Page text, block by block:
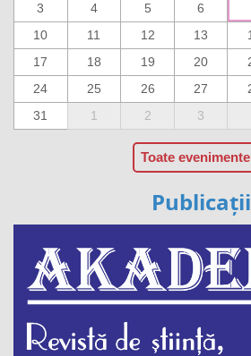
3
4 5 6
10
11 12 13
17
18 19 20
24
25 26 27
31
1 2 3
Toate
Publicații